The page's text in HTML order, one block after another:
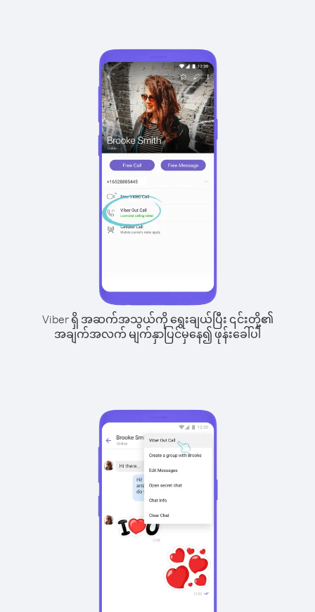
Viber ရှိ အဆက်အသွယ်ကို ရွေးချယ်ပြီး ၎င်းတို့၏
အချက်အလက် မျက်နှာပြင်မှနေ၍ ဖုန်းခေါ်ပါ